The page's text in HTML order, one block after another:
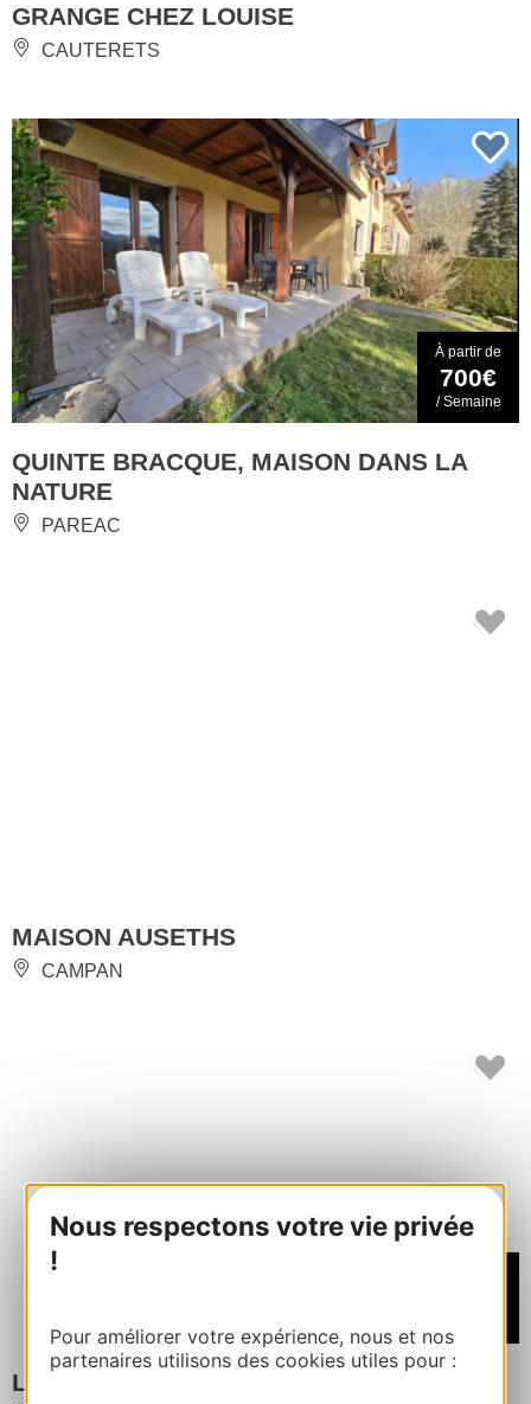
Nous respectons votre vie privée
!
Pour améliorer votre expérience, nous et nos
partenaires utilisons des cookies utiles pour :
GRANGE CHEZ LOUISE
CAUTERETS
À partir de
700€
/ Semaine
QUINTE BRACQUE, MAISON DANS LA
NATURE
PAREAC
MAISON AUSETHS
CAMPAN
LA QUAIRE